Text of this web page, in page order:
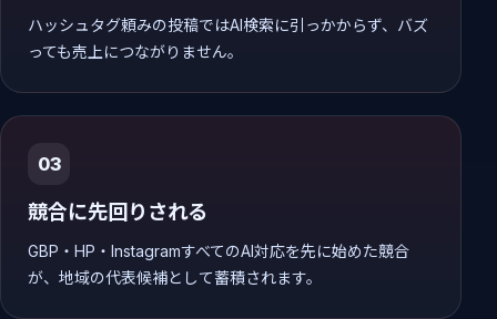
ハッシュタグ頼みの投稿ではAI検索に引っかからず、バズ
っても売上につながりません。
03
競合に先回りされる
GBP・HP・InstagramすべてのAI対応を先に始めた競合
が、地域の代表候補として蓄積されます。